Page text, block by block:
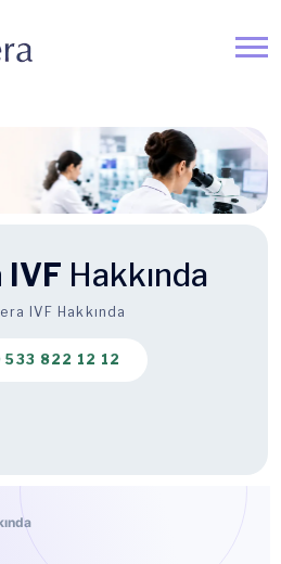
Hakkında
IVF Hakkında
533 822 12 12